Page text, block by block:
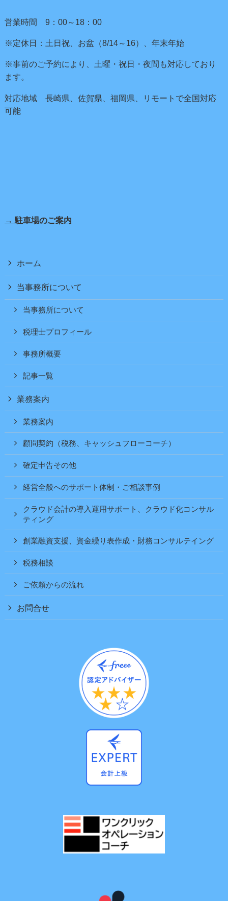
営業時間 9：00～18：00
※定休日：土日祝、お盆（8/14～16）、年末年始
※事前のご予約により、土曜・祝日・夜間も対応しており
ます。
対応地域 長崎県、佐賀県、福岡県、リモートで全国対応
可能
→ 駐車場のご案内
ホーム
当事務所について
当事務所について
税理士プロフィール
事務所概要
記事一覧
業務案内
業務案内
顧問契約（税務、キャッシュフローコーチ）
確定申告その他
経営全般へのサポート体制・ご相談事例
クラウド会計の導入運用サポート、クラウド化コンサル
ティング
創業融資支援、資金繰り表作成・財務コンサルテイング
税務相談
ご依頼からの流れ
お問合せ